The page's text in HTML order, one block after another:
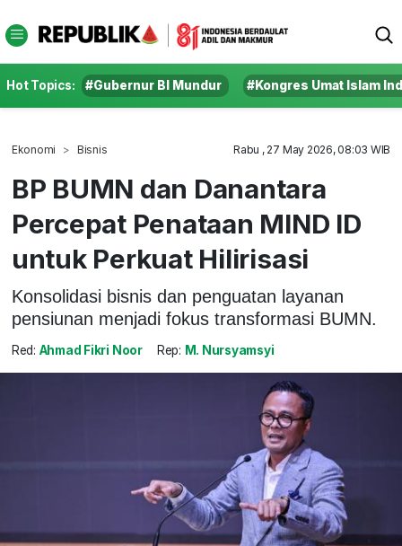
Hot Topics: #Gubernur BI Mundur #Kongres Umat Islam
Ekonomi Bisnis Rabu , 27 May 2026, 08:03 WIB
BP BUMN dan Danantara
Percepat Penataan MIND ID
untuk Perkuat Hilirisasi
Konsolidasi bisnis dan penguatan layanan
pensiunan menjadi fokus transformasi BUMN.
Red: Ahmad Fikri Noor Rep: M. Nursyamsyi